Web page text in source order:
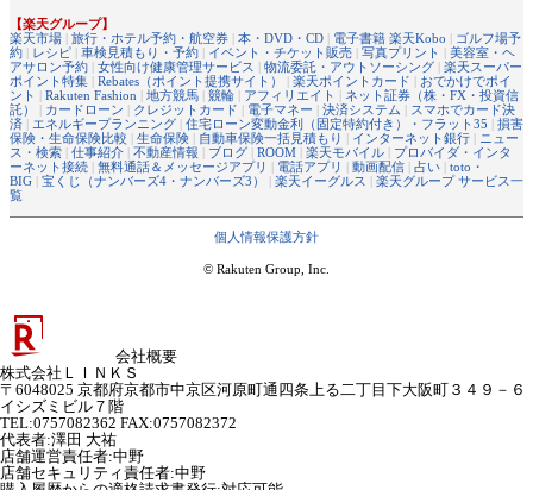
【楽天グループ】
楽天市場 | 旅行・ホテル予約・航空券 | 本・DVD・CD | 電子書籍 楽天Kobo | ゴルフ場予
約 | レシピ | 車検見積もり・予約 | イベント・チケット販売 | 写真プリント | 美容室・ヘ
アサロン予約 | 女性向け健康管理サービス | 物流委託・アウトソーシング | 楽天スーパー
ポイント特集 | Rebates（ポイント提携サイト） | 楽天ポイントカード | おでかけでポイ
ント | Rakuten Fashion | 地方競馬 | 競輪 | アフィリエイト | ネット証券（株・FX・投資信
託）
| カードローン | クレジットカード | 電子マネー | 決済システム | スマホでカード決
済 | エネルギープランニング | 住宅ローン変動金利（固定特約付き）・フラット35 | 損害
保険・生命保険比較 | 生命保険 | 自動車保険一括見積もり | インターネット銀行 | ニュー
ス・検索 | 仕事紹介 | 不動産情報 | ブログ | ROOM | 楽天モバイル | プロバイダ・インタ
ーネット接続 | 無料通話＆メッセージアプリ | 電話アプリ | 動画配信 | 占い | toto・
BIG | 宝くじ（ナンバーズ4・ナンバーズ3） | 楽天イーグルス | 楽天グループ サービス一
覧
個人情報保護方針
© Rakuten Group, Inc.
会社概要
株式会社ＬＩＮＫＳ
〒6048025 京都府京都市中京区河原町通四条上る二丁目下大阪町３４９－６
イシズミビル７階
TEL:0757082362 FAX:0757082372
代表者:澤田 大祐
店舗運営責任者:中野
店舗セキュリティ責任者:中野